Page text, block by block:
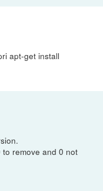
apt-get install
remove and 0 not